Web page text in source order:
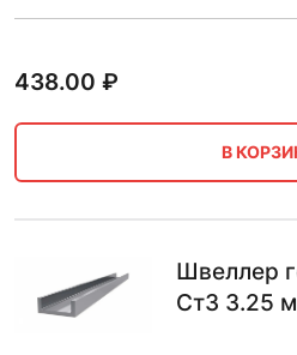
438.00 ₽
В
Швеллер
Ст3 3.25